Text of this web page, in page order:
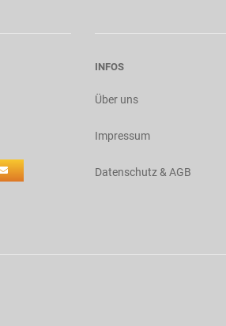
INFOS
Über uns
Impressum
Datenschutz & AGB